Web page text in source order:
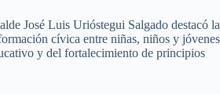
José Luis Urióstegui Salgado destacó la
cívica entre niñas, niños y jóvenes
y del fortalecimiento de principios